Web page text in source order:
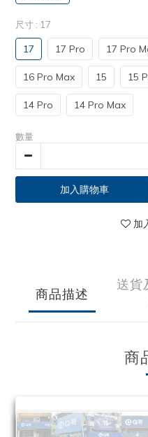
尺寸 : 17
17 17 Pro 17 Pro
16 Pro Max 15 15
14 Pro 14 Pro Max
數量
加入購物車
加
商品描述
送貨
商